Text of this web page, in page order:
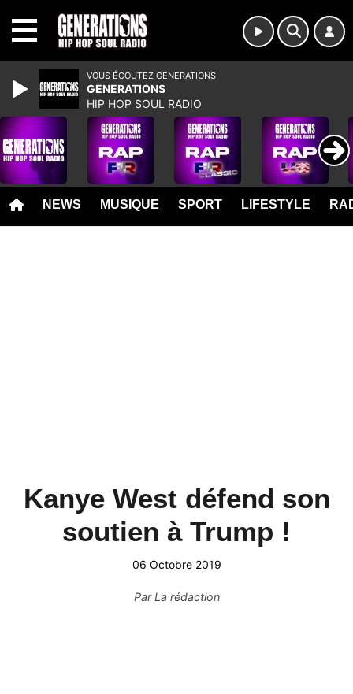
NEWS MUSIQUE SPORT LIFESTYLE
Kanye West défend son
soutien à Trump !
06 Octobre 2019
ParLa rédaction
VOUS ÉCOUTEZ GENERATIONS
GENERATIONS
HIP HOP SOUL RADIO